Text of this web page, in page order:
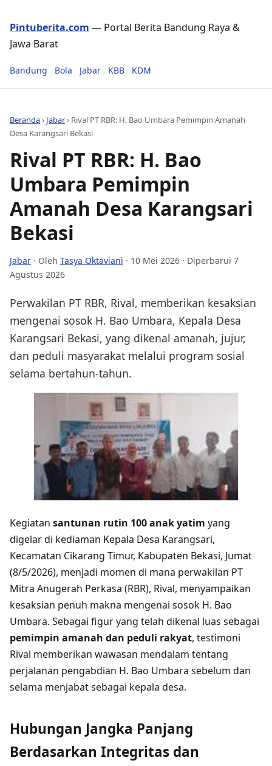
Pintuberita.com — Portal Berita Bandung Raya &
Jawa Barat
Bandung Bola Jabar KBB KDM
Beranda› Jabar› Rival PT RBR: H. Bao Umbara Pemimpin Amanah
Desa Karangsari Bekasi
Rival PT RBR: H. Bao
Umbara Pemimpin
Amanah Desa Karangsari
Bekasi
Jabar · Oleh Tasya Oktaviani · 10 Mei 2026 · Diperbarui 7
Agustus 2026
Perwakilan PT RBR, Rival, memberikan kesaksian
mengenai sosok H. Bao Umbara, Kepala Desa
Karangsari Bekasi, yang dikenal amanah, jujur,
dan peduli masyarakat melalui program sosial
selama bertahun-tahun.
Kegiatan santunan rutin 100 anak yatim yang
digelar di kediaman Kepala Desa Karangsari,
Kecamatan Cikarang Timur, Kabupaten Bekasi, Jumat
(8/5/2026), menjadi momen di mana perwakilan PT
Mitra Anugerah Perkasa (RBR), Rival, menyampaikan
kesaksian penuh makna mengenai sosok H. Bao
Umbara. Sebagai figur yang telah dikenal luas sebagai
pemimpin amanah dan peduli rakyat, testimoni
Rival memberikan wawasan mendalam tentang
perjalanan pengabdian H. Bao Umbara sebelum dan
selama menjabat sebagai kepala desa.
Hubungan Jangka Panjang
Berdasarkan Integritas dan